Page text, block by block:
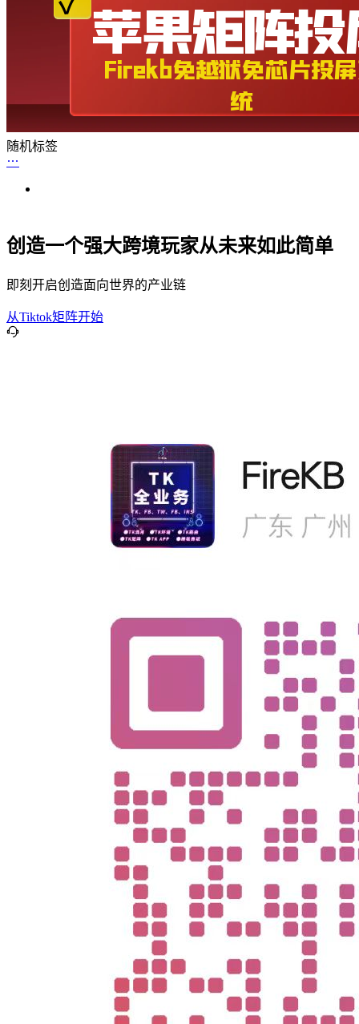
随机标签
创造一个强大跨境玩家从未来如此简单
即刻开启创造面向世界的产业链
从Tiktok矩阵开始